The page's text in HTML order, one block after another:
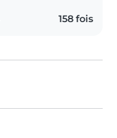
158 fois